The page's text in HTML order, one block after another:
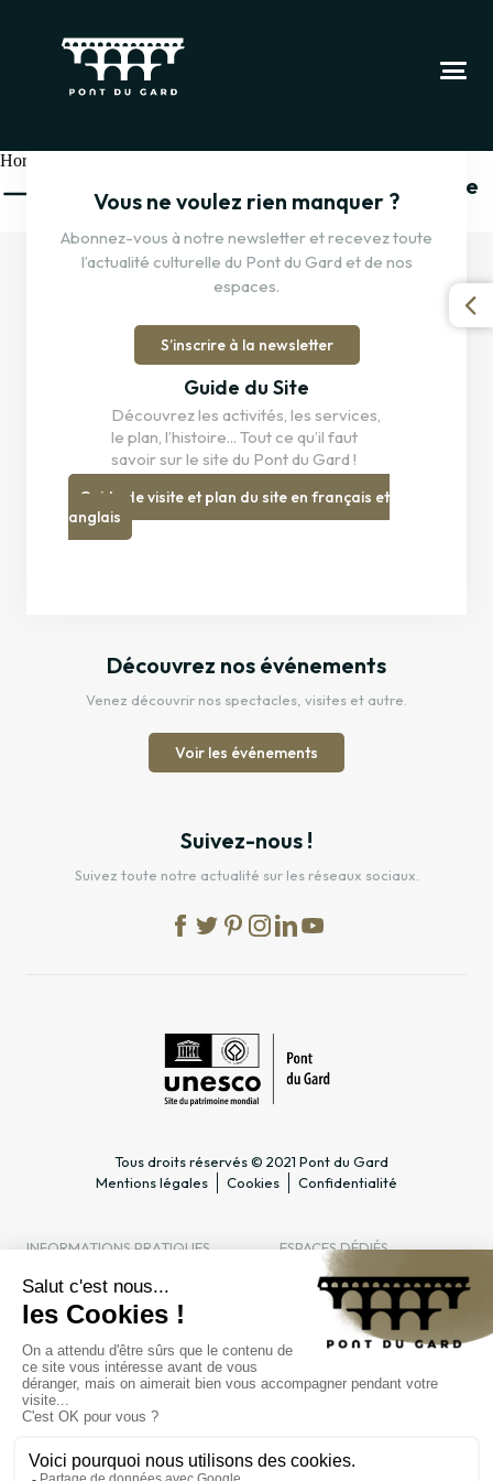
Horaires
Quels sont les horaires d’ouverture du site
et des espaces culturels ?
Les horaires varient d’un mois à l’autre. Vous pouvez les consulter
Vous ne voulez rien manquer ?
Abonnez-vous à notre newsletter et recevez toute
l’actualité culturelle du Pont du Gard et de nos
espaces.
S’inscrire à la newsletter
Guide du Site
Découvrez les activités, les services,
le plan, l’histoire... Tout ce qu’il faut
savoir sur le site du Pont du Gard !
Guide de visite et plan du site en français et
anglais
Découvrez nos événements
Venez découvrir nos spectacles, visites et autre.
Voir les événements
Suivez-nous !
Suivez toute notre actualité sur les réseaux sociaux.
Tous droits réservés © 2021 Pont du Gard
Mentions légales
Cookies Confidentialité
INFORMATIONS PRATIQUES
Horaires
Accès
Tarifs & abonnements
Contact
FAQ
ESPACES DÉDIÉS
Professionnel du tourisme &
Groupe
Enseignant & Scolaire
Entreprise & CSE
L'ÉTABLISSEMENT PUBLIC
Gestion
Recrutement